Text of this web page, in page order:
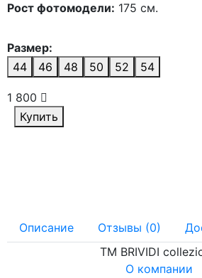
Рост фотомодели: 175 см.
Размер:
44
46 48 50 52 54
1 800
Купить
Описание Отзывы (0)
ТМ BRIVIDI
О компании